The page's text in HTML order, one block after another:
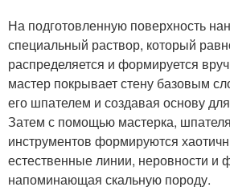
На подготовленную поверхность
специальный раствор, который
распределяется и формируется
мастер покрывает стену базовым
его шпателем и создавая основу
Затем с помощью мастерка,
инструментов формируются
естественные линии, неровности и
напоминающая скальную породу.